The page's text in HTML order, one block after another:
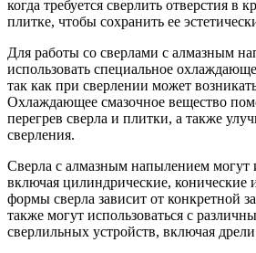
когда требуется сверлить отверстия в
плитке, чтобы сохранить ее
Для работы со сверлами с алмазным
использовать специальное
так как при сверлении может
Охлаждающее смазочное вещество
перегрев сверла и плитки, а также
сверления.
Сверла с алмазным напылением могут
включая цилиндрические,
формы сверла зависит от конкретной
также могут использоваться с
сверлильных устройств, включая